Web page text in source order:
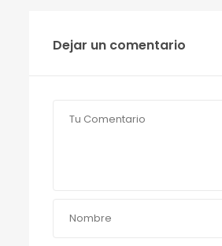
Dejar un comentario